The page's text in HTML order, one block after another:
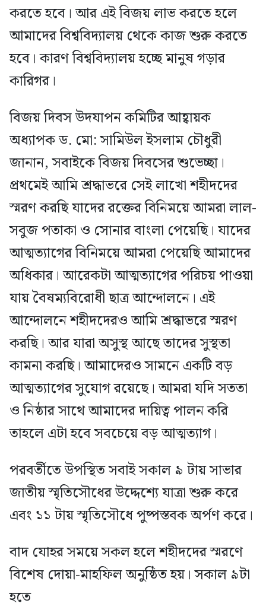
করতে হবে। আর এই বিজয় লাভ করতে হলে
আমাদের বিশ্ববিদ্যালয় থেকে কাজ শুরু করতে
হবে। কারণ বিশ্ববিদ্যালয় হচ্ছে মানুষ গড়ার
কারিগর।
বিজয় দিবস উদযাপন কমিটির আহ্বায়ক
অধ্যাপক ড. মো: সামিউল ইসলাম চৌধুরী
জানান, সবাইকে বিজয় দিবসের শুভেচ্ছা।
প্রথমেই আমি শ্রদ্ধাভরে সেই লাখো শহীদদের
স্মরণ করছি যাদের রক্তের বিনিময়ে আমরা লাল-
সবুজ পতাকা ও সোনার বাংলা পেয়েছি। যাদের
আত্মত্যাগের বিনিময়ে আমরা পেয়েছি আমাদের
অধিকার। আরেকটা আত্মত্যাগের পরিচয় পাওয়া
যায় বৈষম্যবিরোধী ছাত্র আন্দোলনে। এই
আন্দোলনে শহীদদেরও আমি শ্রদ্ধাভরে স্মরণ
করছি। আর যারা অসুস্থ আছে তাদের সুস্থতা
কামনা করছি। আমাদেরও সামনে একটি বড়
আত্মত্যাগের সুযোগ রয়েছে। আমরা যদি সততা
ও নিষ্ঠার সাথে আমাদের দায়িত্ব পালন করি
তাহলে এটা হবে সবচেয়ে বড় আত্মত্যাগ।
পরবর্তীতে উপস্থিত সবাই সকাল ৯ টায় সাভার
জাতীয় স্মৃতিসৌধের উদ্দেশ্যে যাত্রা শুরু করে
এবং ১১ টায় স্মৃতিসৌধে পুষ্পস্তবক অর্পণ করে।
বাদ যোহর সময়ে সকল হলে শহীদদের স্মরণে
বিশেষ দোয়া-মাহফিল অনুষ্ঠিত হয়। সকাল ৯টা
হতে